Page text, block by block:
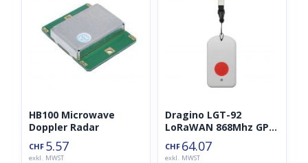
HB100 Microwave
Doppler Radar
CHF 5.57
exkl. MWST
Dragino LGT-92
LoRaWAN 868Mhz GPS
Schlüsselanhänger IoT
Tracker
CHF 64.07
exkl. MWST